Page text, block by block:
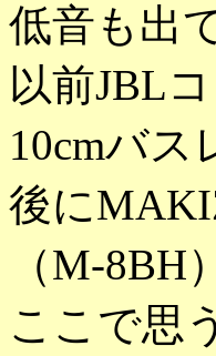
低音も出
以前JBL
10cmバ
後に
（M-
ここで思